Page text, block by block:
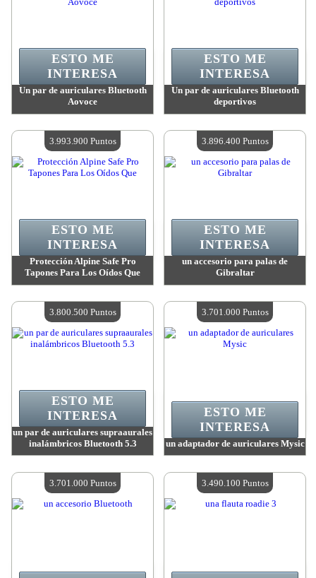
Un par de auriculares Bluetooth
Aovoce
Cantidad disponible:4
ESTO ME
INTERESA
Un par de auriculares Bluetooth
deportivos
Cantidad disponible:4
ESTO ME
INTERESA
Protección Alpine Safe Pro
Tapones Para Los Oídos Que
Cantidad disponible:4
ESTO ME
INTERESA
3.993.900 Puntos
un accesorio para palas de
Gibraltar
Cantidad disponible:4
ESTO ME
INTERESA
3.896.400 Puntos
un par de auriculares supraaurales
inalámbricos Bluetooth 5.3
Cantidad disponible:4
ESTO ME
INTERESA
3.800.500 Puntos
un adaptador de auriculares Mysic
Cantidad disponible:4
ESTO ME
INTERESA
3.701.000 Puntos
3.701.000 Puntos 3.490.100 Puntos